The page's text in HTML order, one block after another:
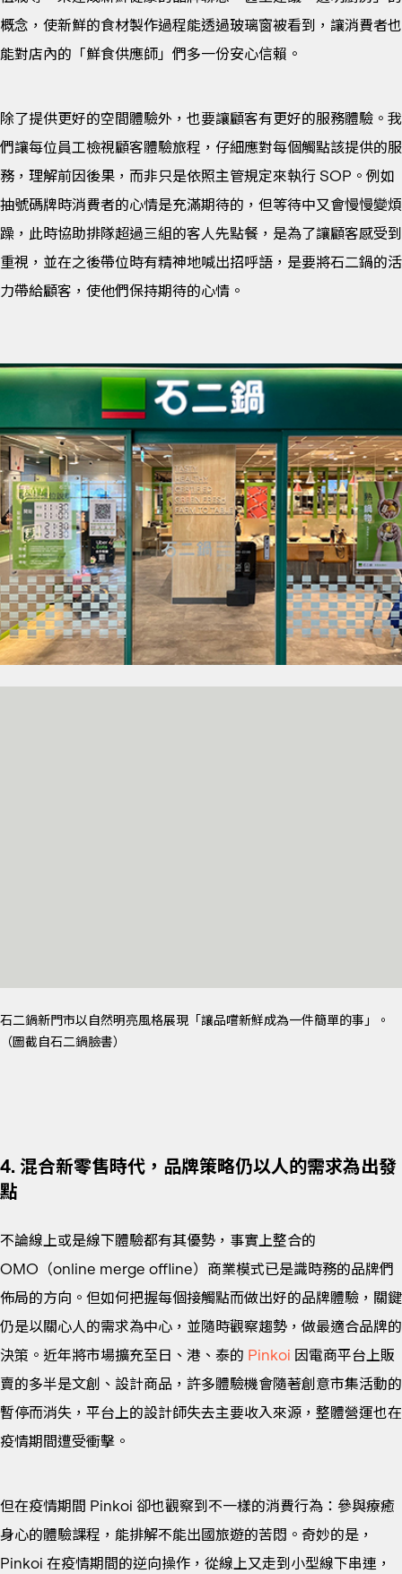
概念，使新鮮的食材製作過程能透過玻璃窗被看到，讓消費者也
能對店內的「鮮食供應師」們多一份安心信賴。
除了提供更好的空間體驗外，也要讓顧客有更好的服務體驗。我
們讓每位員工檢視顧客體驗旅程，仔細應對每個觸點該提供的服
務，理解前因後果，而非只是依照主管規定來執行 SOP。例如
抽號碼牌時消費者的心情是充滿期待的，但等待中又會慢慢變煩
躁，此時協助排隊超過三組的客人先點餐，是為了讓顧客感受到
重視，並在之後帶位時有精神地喊出招呼語，是要將石二鍋的活
力帶給顧客，使他們保持期待的心情。
石二鍋新門市以自然明亮風格展現「讓品嚐新鮮成為一件簡單的事」。
（圖截自石二鍋臉書）
4. 混合新零售時代，品牌策略仍以人的需求為出發
點
不論線上或是線下體驗都有其優勢，事實上整合的
OMO（online merge offline）商業模式已是識時務的品牌們
佈局的方向。但如何把握每個接觸點而做出好的品牌體驗，關鍵
仍是以關心人的需求為中心，並隨時觀察趨勢，做最適合品牌的
決策。近年將市場擴充至日、港、泰的 Pinkoi 因電商平台上販
賣的多半是文創、設計商品，許多體驗機會隨著創意市集活動的
暫停而消失，平台上的設計師失去主要收入來源，整體營運也在
疫情期間遭受衝擊。
但在疫情期間 Pinkoi 卻也觀察到不一樣的消費行為：參與療癒
身心的體驗課程，能排解不能出國旅遊的苦悶。奇妙的是，
Pinkoi 在疫情期間的逆向操作，從線上又走到小型線下串連，